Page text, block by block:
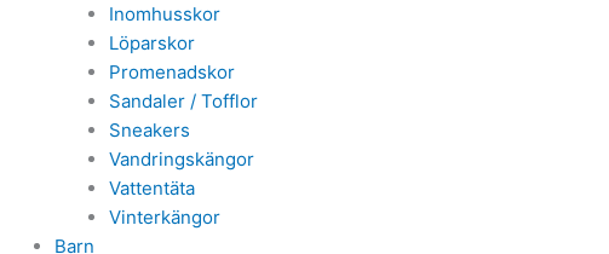
Inomhusskor
Löparskor
Promenadskor
Sandaler / Tofflor
Sneakers
Vandringskängor
Vattentäta
Vinterkängor
Barn